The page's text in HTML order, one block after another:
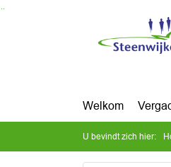
Ga naar de inhoud van deze
Welkom
U bevindt zich hier: